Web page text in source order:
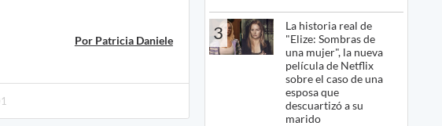
Por Patricia Daniele 3
La historia real de
"Elize: Sombras de
una mujer", la nueva
película de Netflix
sobre el caso de una
esposa que
descuartizó a su
marido